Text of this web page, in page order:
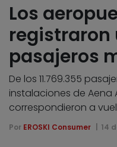
Los
registraron
pasajeros
De los 11.769.355
instalaciones de Aena
correspondieron a
Por EROSKI Consumer 14